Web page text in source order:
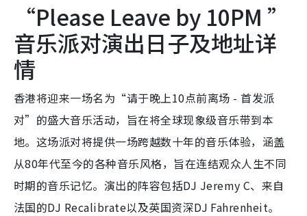
“Please Leave by 10PM ”
音乐派对演出日子及地址详
情
香港将迎来一场名为“请于晚上10点前离场 - 首发派
对”的盛大音乐活动，旨在将全球现象级音乐带到本
地。这场派对将提供一场跨越数十年的音乐体验，涵盖
从80年代至今的各种音乐风格，旨在连结观众人生不同
时期的音乐记忆。演出的阵容包括DJ Jeremy C、来自
法国的DJ Recalibrate以及英国资深DJ Fahrenheit。